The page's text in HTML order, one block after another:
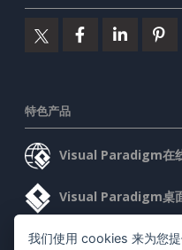
特色产品
Visual Paradigm在
Visual Paradigm桌
我们使用 cookies 来为您